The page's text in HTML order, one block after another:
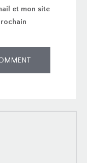
et mon site